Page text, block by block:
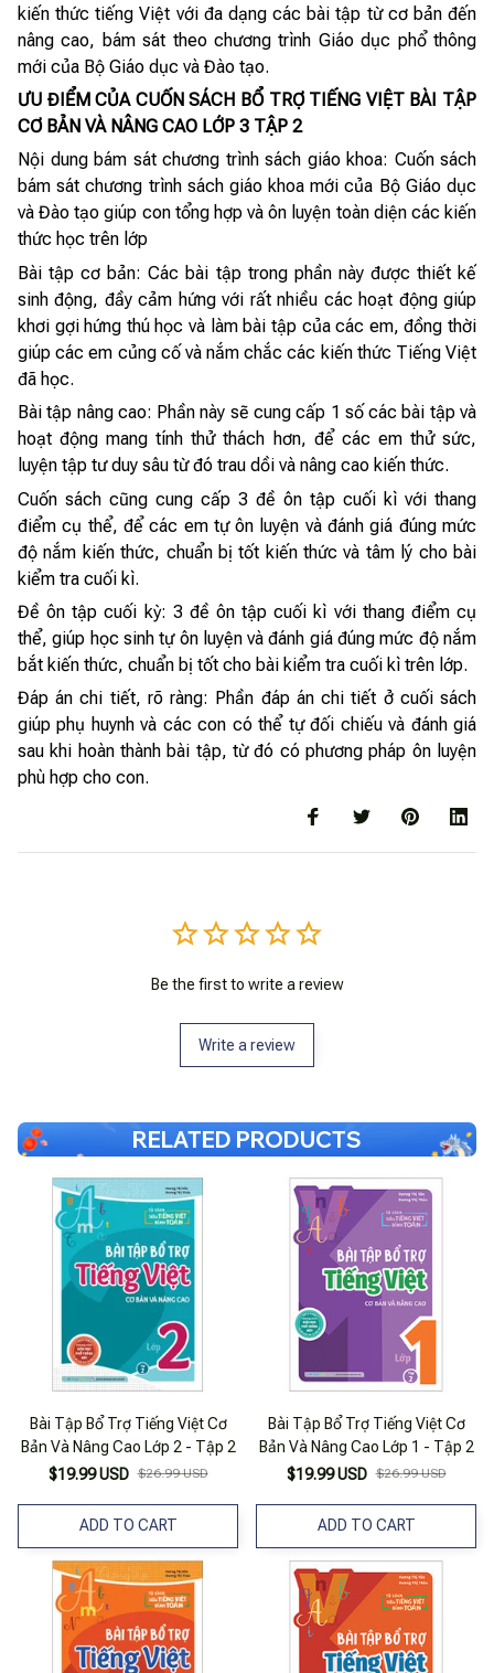
kiến thức tiếng Việt với đa dạng các bài tập từ cơ bản đến
nâng cao, bám sát theo chương trình Giáo dục phổ thông
mới của Bộ Giáo dục và Đào tạo.
ƯU ĐIỂM CỦA CUỐN SÁCH BỔ TRỢ TIẾNG VIỆT BÀI TẬP
CƠ BẢN VÀ NÂNG CAO LỚP 3 TẬP 2
Nội dung bám sát chương trình sách giáo khoa: Cuốn sách
bám sát chương trình sách giáo khoa mới của Bộ Giáo dục
và Đào tạo giúp con tổng hợp và ôn luyện toàn diện các kiến
thức học trên lớp
Bài tập cơ bản: Các bài tập trong phần này được thiết kế
sinh động, đầy cảm hứng với rất nhiều các hoạt động giúp
khơi gợi hứng thú học và làm bài tập của các em, đồng thời
giúp các em củng cố và nắm chắc các kiến thức Tiếng Việt
đã học.
Bài tập nâng cao: Phần này sẽ cung cấp 1 số các bài tập và
hoạt động mang tính thử thách hơn, để các em thử sức,
luyện tập tư duy sâu từ đó trau dồi và nâng cao kiến thức.
Cuốn sách cũng cung cấp 3 đề ôn tập cuối kì với thang
điểm cụ thể, để các em tự ôn luyện và đánh giá đúng mức
độ nắm kiến thức, chuẩn bị tốt kiến thức và tâm lý cho bài
kiểm tra cuối kì.
Đề ôn tập cuối kỳ: 3 đề ôn tập cuối kì với thang điểm cụ
thể, giúp học sinh tự ôn luyện và đánh giá đúng mức độ nắm
bắt kiến thức, chuẩn bị tốt cho bài kiểm tra cuối kì trên lớp.
Đáp án chi tiết, rõ ràng: Phần đáp án chi tiết ở cuối sách
giúp phụ huynh và các con có thể tự đối chiếu và đánh giá
sau khi hoàn thành bài tập, từ đó có phương pháp ôn luyện
phù hợp cho con.
Be the first to write a review
Write a review
RELATED PRODUCTS
Bài Tập Bổ Trợ Tiếng Việt Cơ
Bản Và Nâng Cao Lớp 2 - Tập 2
$19.99 USD $26.99 USD
ADD TO CART
Bài Tập Bổ Trợ Tiếng Việt Cơ
Bản Và Nâng Cao Lớp 1 - Tập 2
$19.99 USD $26.99 USD
ADD TO CART